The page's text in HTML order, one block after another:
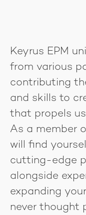
Keyrus EPM
from various
contributing
and skills to
that propels
As a member
will find
cutting-edge
alongside
expanding
never thought